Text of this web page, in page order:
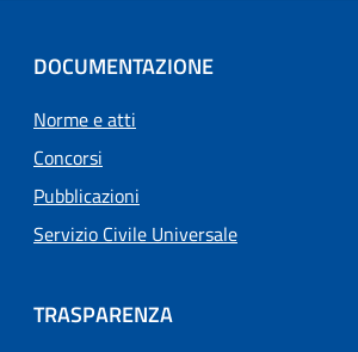
DOCUMENTAZIONE
Norme e atti
Concorsi
Pubblicazioni
Servizio Civile Universale
TRASPARENZA